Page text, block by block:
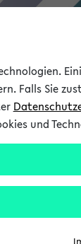
Studium
Falls Sie
und